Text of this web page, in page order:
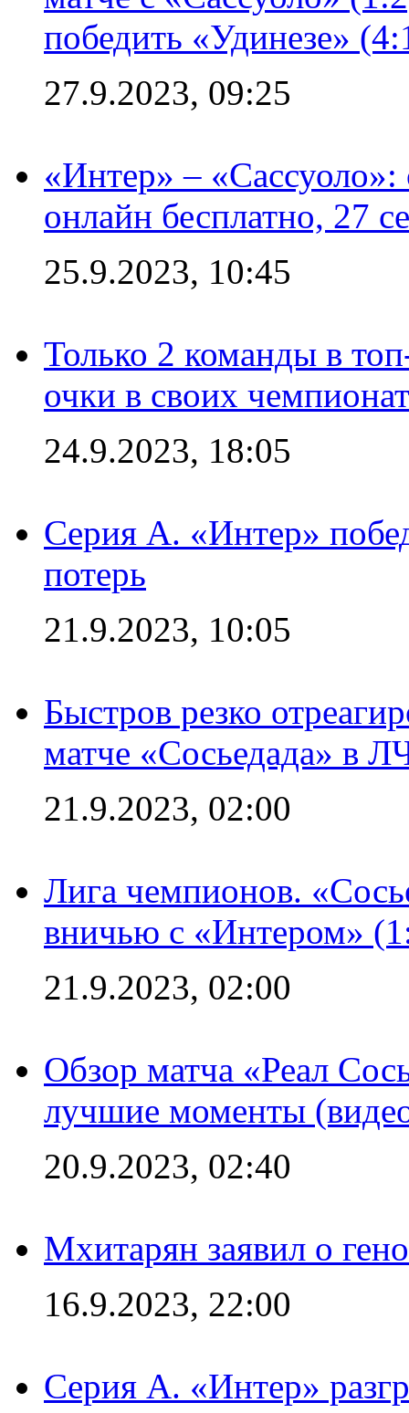
победить «Удинезе»
27.9.2023, 09:25
«Интер» –
онлайн бесплатно, 27
25.9.2023, 10:45
Только 2 команды в
очки в своих
24.9.2023, 18:05
Серия А. «Интер»
потерь
21.9.2023, 10:05
Быстров резко
матче «Сосьедада» в
21.9.2023, 02:00
Лига чемпионов.
вничью с «Интером»
21.9.2023, 02:00
Обзор матча «Реал
лучшие моменты
20.9.2023, 02:40
Мхитарян заявил о
16.9.2023, 22:00
Серия А. «Интер»